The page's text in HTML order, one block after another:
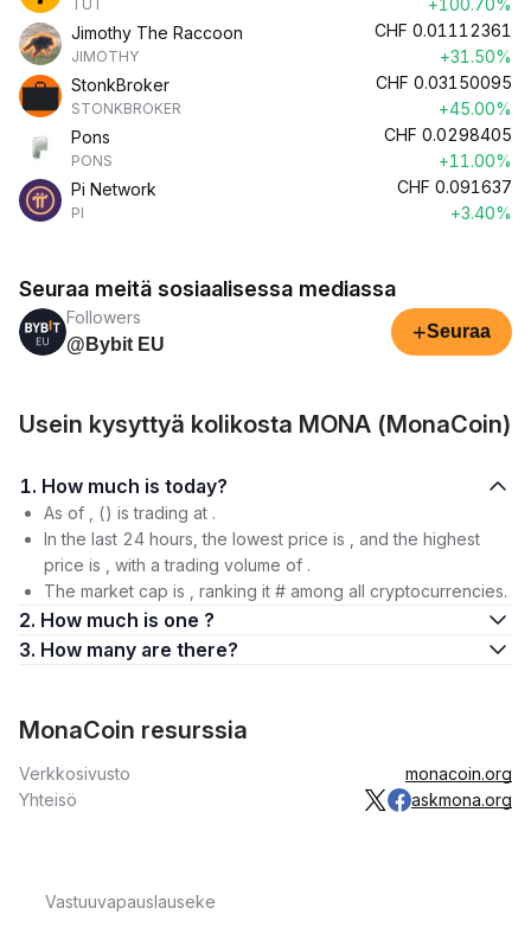
TUT
+100.70%
Jimothy The Raccoon
JIMOTHY
CHF 0.01112361
+31.50%
StonkBroker
STONKBROKER
CHF 0.03150095
+45.00%
Pons
PONS
CHF 0.0298405
+11.00%
Pi Network
PI
CHF 0.091637
+3.40%
Seuraa meitä sosiaalisessa mediassa
Followers
@Bybit EU
+Seuraa
Usein kysyttyä kolikosta MONA (MonaCoin)
1. How much is today?
As of , () is trading at .
In the last 24 hours, the lowest price is , and the highest
price is , with a trading volume of .
The market cap is , ranking it # among all cryptocurrencies.
2. How much is one ?
3. How many are there?
MonaCoin resurssia
Verkkosivusto
monacoin.org
Yhteisö
askmona.org
Vastuuvapauslauseke